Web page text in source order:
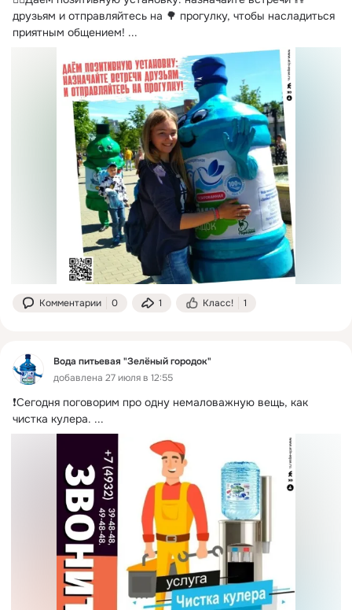
друзьям и отправляйтесь на 🌳 прогулку, чтобы насладиться
приятным общением! ...
Комментарии 0 1 Класс! 1
Вода питьевая "Зелёный городок"
добавлена 27 июля в 12:55
❗Сегодня поговорим про одну немаловажную вещь, как
чистка кулера. ...